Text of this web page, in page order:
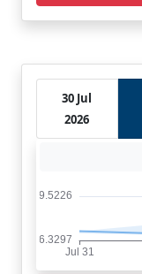
30 Jul
2026